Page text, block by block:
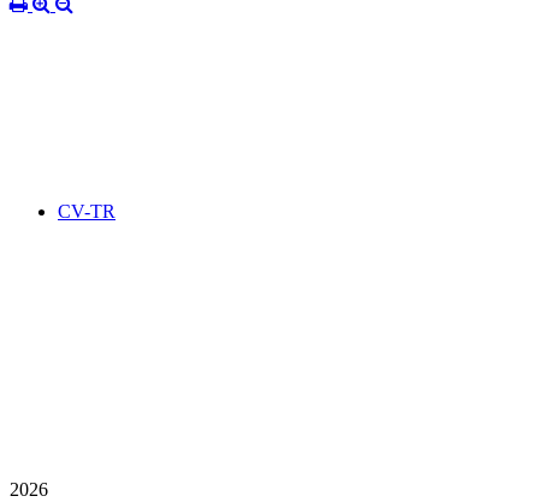
CV-TR
2026